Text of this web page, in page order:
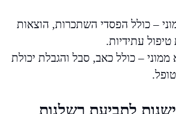
– כולל הפסדי השתכרות, הוצאות
טיפול עתידיות.
ממוני – כולל כאב, סבל והגבלת יכולת